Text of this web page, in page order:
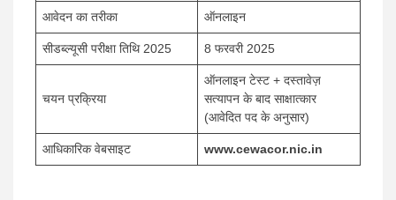
आवेदन का तरीका ऑनलाइन
सीडब्ल्यूसी परीक्षा तिथि 2025 8 फरवरी 2025
चयन प्रक्रिया
ऑनलाइन टेस्ट + दस्तावेज़
सत्यापन के बाद साक्षात्कार
(आवेदित पद के अनुसार)
आधिकारिक वेबसाइट www.cewacor.nic.in